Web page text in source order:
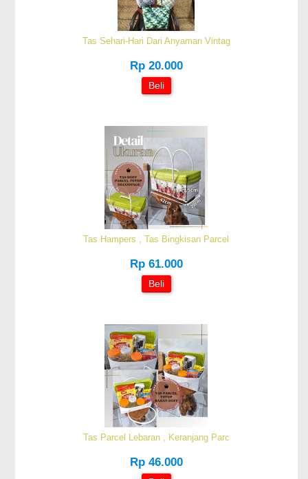
Tas Sehari-Hari Dari Anyaman Vintag
Rp 20.000
Beli
Tas Hampers , Tas Bingkisan Parcel
Rp 61.000
Beli
Tas Parcel Lebaran , Keranjang Parc
Rp 46.000